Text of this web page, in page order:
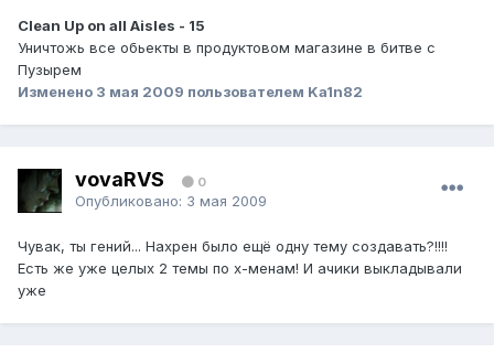
Clean Up on all Aisles - 15
Уничтожь все обьекты в продуктовом магазине в битве с
Пузырем
Изменено 3 мая 2009 пользователем Ka1n82
vovaRVS 0
Опубликовано: 3 мая 2009
Чувак, ты гений... Нахрен было ещё одну тему создавать?!!!!
Есть же уже целых 2 темы по х-менам! И ачики выкладывали
уже